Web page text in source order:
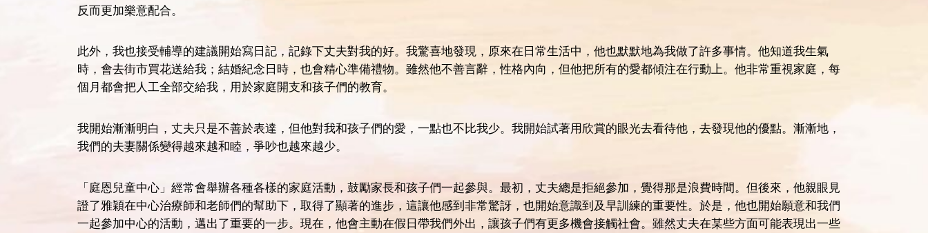
反而更加樂意配合。
此外，我也接受輔導的建議開始寫日記，記錄下丈夫對我的好。我驚喜地發現，原來在日常生活中，他也默默地為我做了許多事情。他知道我生氣
時，會去街市買花送給我；結婚紀念日時，也會精心準備禮物。雖然他不善言辭，性格內向，但他把所有的愛都傾注在行動上。他非常重視家庭，每
個月都會把人工全部交給我，用於家庭開支和孩子們的教育。
我開始漸漸明白，丈夫只是不善於表達，但他對我和孩子們的愛，一點也不比我少。我開始試著用欣賞的眼光去看待他，去發現他的優點。漸漸地，
我們的夫妻關係變得越來越和睦，爭吵也越來越少。
「庭恩兒童中心」經常會舉辦各種各樣的家庭活動，鼓勵家長和孩子們一起參與。最初，丈夫總是拒絕參加，覺得那是浪費時間。但後來，他親眼見
證了雅穎在中心治療師和老師們的幫助下，取得了顯著的進步，這讓他感到非常驚訝，也開始意識到及早訓練的重要性。於是，他也開始願意和我們
一起參加中心的活動，邁出了重要的一步。現在，他會主動在假日帶我們外出，讓孩子們有更多機會接觸社會。雖然丈夫在某些方面可能表現出一些